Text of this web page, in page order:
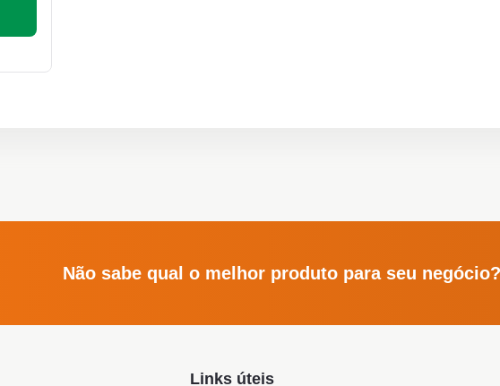
Não sabe qual o melhor produto para seu negócio?
Links úteis